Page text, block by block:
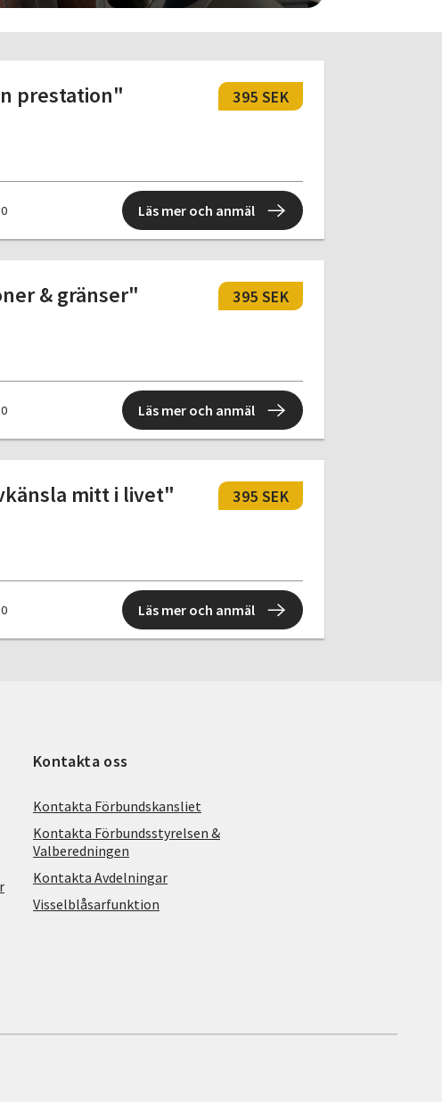
prestation" 395 SEK
Läs mer och anmäl
& gränser" 395 SEK
Läs mer och anmäl
mitt i livet" 395 SEK
Läs mer och anmäl
Kontakta oss
Kontakta Förbundskansliet
Kontakta Förbundsstyrelsen &
Valberedningen
Kontakta Avdelningar
Visselblåsarfunktion